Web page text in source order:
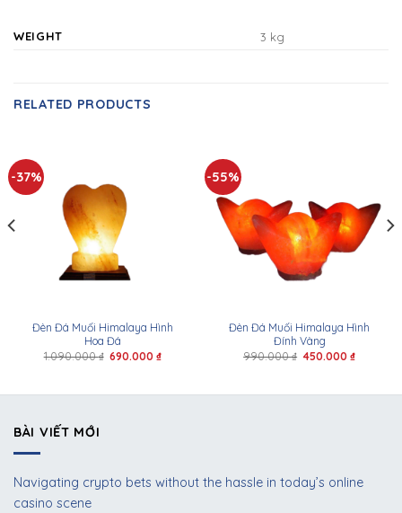
WEIGHT 3 kg
RELATED PRODUCTS
-37%
Đèn Đá Muối Himalaya Hình
Hoa Đá
1.090.000₫ 690.000₫
-55%
Đèn Đá Muối Himalaya Hình
Đính Vàng
990.000₫ 450.000 ₫
BÀI VIẾT MỚI
Navigating crypto bets without the hassle in today’s online
casino scene